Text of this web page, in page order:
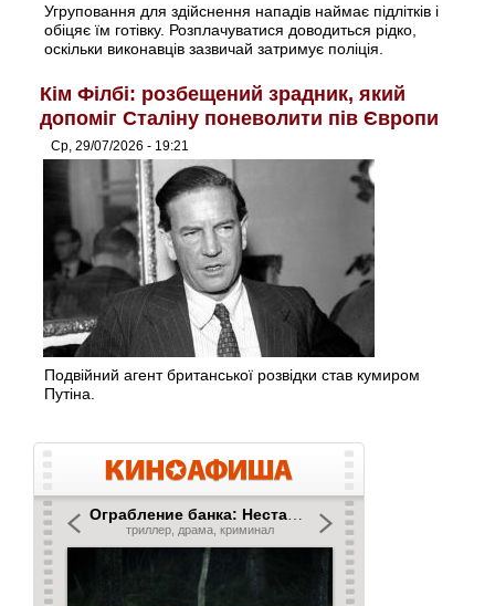
Угруповання для здійснення нападів наймає підлітків і
обіцяє їм готівку. Розплачуватися доводиться рідко,
оскільки виконавців зазвичай затримує поліція.
Кім Філбі: розбещений зрадник, який
допоміг Сталіну поневолити пів Європи
Ср, 29/07/2026 - 19:21
Подвійний агент британської розвідки став кумиром
Путіна.